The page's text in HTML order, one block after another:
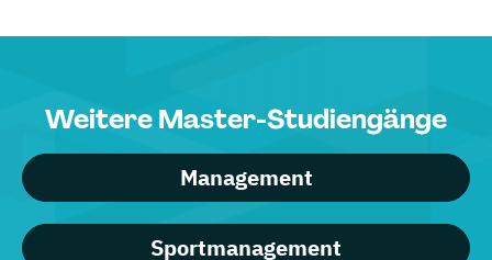
Weitere Master-Studiengänge
Management
Sportmanagement